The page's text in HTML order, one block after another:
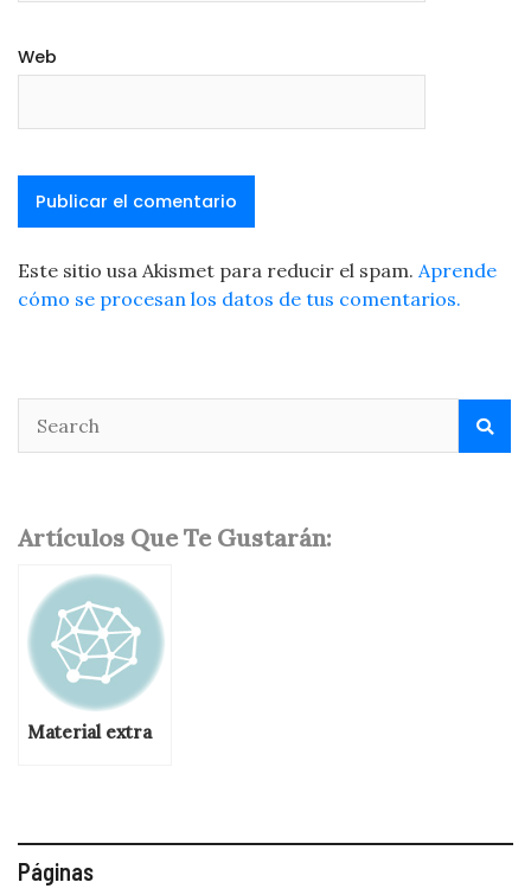
Web
Este sitio usa Akismet para reducir el spam. Aprende
cómo se procesan los datos de tus comentarios.
Artículos Que Te Gustarán:
Material extra
Páginas